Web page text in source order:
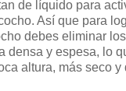
de líquido para
Así que para
debes eliminar
densa y espesa, lo
altura, más seco y